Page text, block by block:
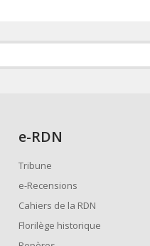
e-RDN
Tribune
e-Recensions
Cahiers de la RDN
Florilège historique